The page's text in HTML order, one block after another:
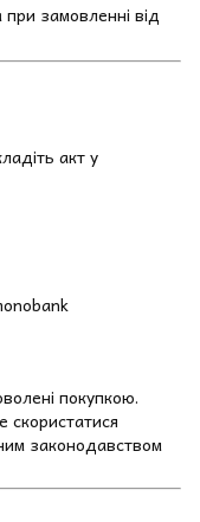
при замовленні від
акт у
покупкою.
законодавством